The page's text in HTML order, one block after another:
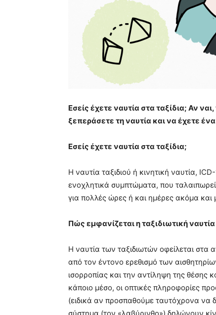
Εσείς έχετε ναυτία στα ταξίδια; Αν
ξεπεράσετε τη ναυτία και να έχετε
Εσείς έχετε ναυτία στα ταξίδια;
Η ναυτία ταξιδιού ή κινητική ναυτία,
ενοχλητικά συμπτώματα, που
για πολλές ώρες ή και ημέρες ακόμα και
Πώς εμφανίζεται η ταξιδιωτική ναυτία
Η ναυτία των ταξιδιωτών οφείλεται
από τον έντονο ερεθισμό των
ισορροπίας και την αντίληψη της θέσης
κάποιο μέσο, οι οπτικές πληροφορίες
(ειδικά αν προσπαθούμε ταυτόχρονα να